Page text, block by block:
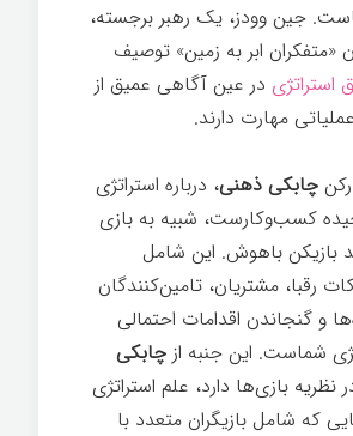
جین وودز، یک رهبر برجسته،
«متفکران ابر به زمین» توصیف
استراتژی در عین آگاهی عمیق از
مهارت دارند.
چابکی ذهنی، درباره استراتژی
کسب‌وکارست، شبیه به بازی
بازیکن باهوش. این شامل
رقبا، مشتریان، تامین‌کنندگان
و گنجاندن اقدامات احتمالی
شماست. این جنبه از چابکی
نظریه بازی‌ها دارد، علم استراتژی
که شامل بازیگران متعدد با